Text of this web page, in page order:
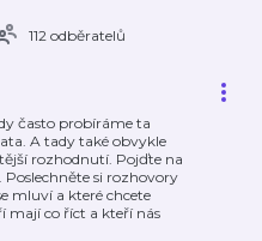
112 odběratelů
často probíráme ta
A tady také obvykle
rozhodnutí. Pojďte na
Poslechněte si rozhovory
mluví a které chcete
mají co říct a kteří nás